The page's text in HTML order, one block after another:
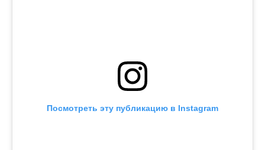
Посмотреть эту публикацию в Instagram